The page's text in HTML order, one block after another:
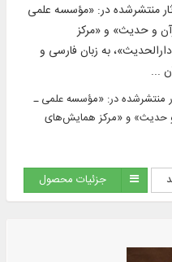
در 546 جلد از آثار منتشرشده در: «مؤسسه علمی
و حدیث» و «مرکز
به زبان فارسی و
...
در 546 جلد از آثار منتشرشده در: «مؤسسه علمی ـ
و حدیث» و «مرکز همایش‌های
جزئیات محصول